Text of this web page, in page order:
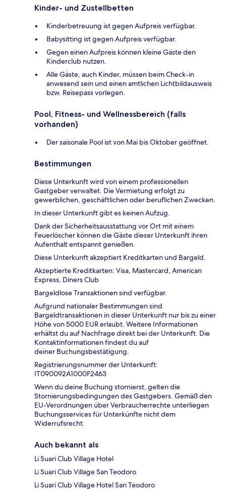
Kinder- und Zustellbetten
Kinderbetreuung ist gegen Aufpreis verfügbar.
Babysitting ist gegen Aufpreis verfügbar.
Gegen einen Aufpreis können kleine Gäste den
Kinderclub nutzen.
Alle Gäste, auch Kinder, müssen beim Check-in
anwesend sein und einen amtlichen Lichtbildausweis
bzw. Reisepass vorlegen.
Pool, Fitness- und Wellnessbereich (falls
vorhanden)
Der saisonale Pool ist von Mai bis Oktober geöffnet.
Bestimmungen
Diese Unterkunft wird von einem professionellen
Gastgeber verwaltet. Die Vermietung erfolgt zu
gewerblichen, geschäftlichen oder beruflichen Zwecken.
In dieser Unterkunft gibt es keinen Aufzug.
Dank der Sicherheitsausstattung vor Ort mit einem
Feuerlöscher können die Gäste dieser Unterkunft ihren
Aufenthalt entspannt genießen.
Diese Unterkunft akzeptiert Kreditkarten und Bargeld.
Akzeptierte Kreditkarten: Visa, Mastercard, American
Express, Diners Club
Bargeldlose Transaktionen sind verfügbar.
Aufgrund nationaler Bestimmungen sind
Bargeldtransaktionen in dieser Unterkunft nur bis zu einer
Höhe von 5000 EUR erlaubt. Weitere Informationen
erhältst du auf Nachfrage direkt bei der Unterkunft. Die
Kontaktinformationen findest du auf
deiner Buchungsbestätigung.
Registrierungsnummer der Unterkunft:
IT090092A1000F2463
Wenn du deine Buchung stornierst, gelten die
Stornierungsbedingungen des Gastgebers. Gemäß den
EU-Verordnungen über Verbraucherrechte unterliegen
Buchungsservices für Unterkünfte nicht dem
Widerrufsrecht.
Auch bekannt als
Li Suari Club Village Hotel
Li Suari Club Village San Teodoro
Li Suari Club Village Hotel San Teodoro